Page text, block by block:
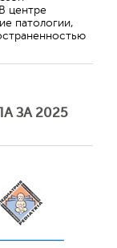
центре
патологии,
ЗА 2025